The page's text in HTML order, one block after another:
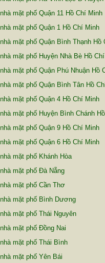
mặt phố Quận 11 Hồ Chí Minh
mặt phố Quận 1 Hồ Chí Minh
mặt phố Quận Bình Thạnh Hồ
mặt phố Huyện Nhà Bè Hồ
mặt phố Quận Phú Nhuận Hồ
mặt phố Quận Bình Tân Hồ
mặt phố Quận 4 Hồ Chí Minh
mặt phố Huyện Bình Chánh
mặt phố Quận 9 Hồ Chí Minh
mặt phố Quận 6 Hồ Chí Minh
mặt phố Khánh Hòa
mặt phố Đà Nẵng
mặt phố Cần Thơ
mặt phố Bình Dương
mặt phố Thái Nguyên
mặt phố Đồng Nai
mặt phố Thái Bình
mặt phố Yên Bái